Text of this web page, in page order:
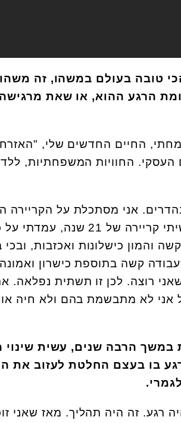
טובה בעולם במשהו, זה
הרגע ההוא, או שאת
החיים החדשים שלי,
העסקי. החוויות המשפחתיות,
אני מסתכלת על הקריירה
לחיים הבוגרים שלי. עשיתי
והמון כישלונות ואכזבות,
קשה בתוספת כישרון
רוצה. לכן זו תשתית נפלאה.
אני לא מתבשמת בהם ולא חיה
במשך הרבה שנים, עשית שינוי
בו בעצם החלטת לעזוב את
רגע. זה היה תהליך. מאז שאני